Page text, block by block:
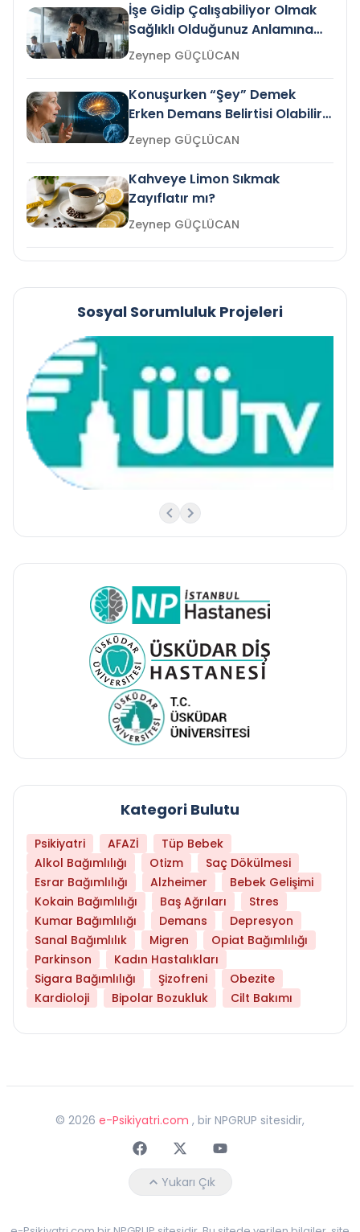
İşe Gidip Çalışabiliyor Olmak
Sağlıklı Olduğunuz Anlamına
Gelir mi?Zeynep GÜÇLÜCAN
Konuşurken “Şey” Demek
Erken Demans Belirtisi Olabilir
mi?
Zeynep GÜÇLÜCAN
Kahveye Limon Sıkmak
Zayıflatır mı?
Zeynep GÜÇLÜCAN
Sosyal Sorumluluk Projeleri
Kategori Bulutu
Psikiyatri AFAZİ
Tüp Bebek
Alkol Bağımlılığı
Otizm
Saç Dökülmesi
Esrar Bağımlılığı
Alzheimer
Bebek Gelişimi
Kokain Bağımlılığı
Baş Ağrıları
Stres
Kumar Bağımlılığı
Demans
Depresyon
Sanal Bağımlılık
Migren
Opiat Bağımlılığı
Parkinson
Kadın Hastalıkları
Sigara Bağımlılığı
Şizofreni
Obezite
Kardioloji
Bipolar Bozukluk Cilt Bakımı
© 2026 e-Psikiyatri.com , bir NPGRUP sitesidir,
FaceebokTwitterYoutube
Yukarı Çık